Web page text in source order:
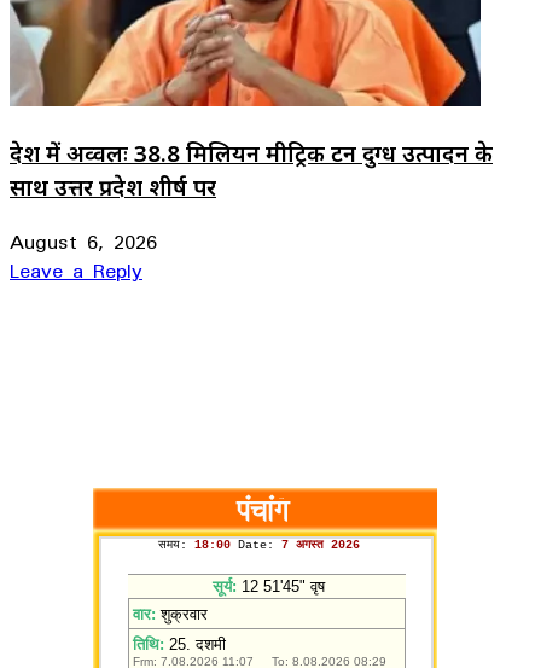
देश में अव्वलः 38.8 मिलियन मीट्रिक टन दुग्ध उत्पादन के
साथ उत्तर प्रदेश शीर्ष पर
August 6, 2026
Leave a Reply